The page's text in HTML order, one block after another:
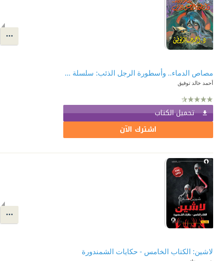
مصاص الدماء.. وأسطورة الرجل الذئب: سلسلة ما وراء الطبيعة 1
أحمد خالد توفيق
تحميل الكتاب
اشترك الآن
لاشين: الكتاب الخامس - حكايات الشمندورة